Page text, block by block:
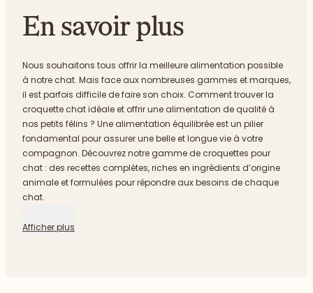
En savoir plus
Nous souhaitons tous offrir la meilleure alimentation possible
à notre chat. Mais face aux nombreuses gammes et marques,
il est parfois difficile de faire son choix. Comment trouver la
croquette chat idéale et offrir une alimentation de qualité à
nos petits félins ? Une alimentation équilibrée est un pilier
fondamental pour assurer une belle et longue vie à votre
compagnon. Découvrez notre gamme de croquettes pour
chat : des recettes complètes, riches en ingrédients d’origine
animale et formulées pour répondre aux besoins de chaque
chat.
Afficher plus